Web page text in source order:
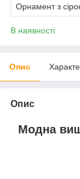
Орнамент з
В наявності
Опис
Опис
Модна